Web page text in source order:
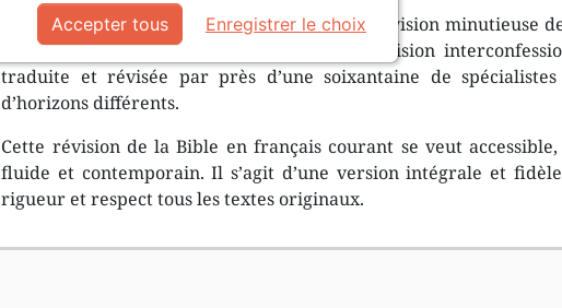
La Bible Nouvelle Français courant est une révision minutieuse
Bible en français courant. Il s’agit d’une révision
traduite et révisée par près d’une soixantaine de
d’horizons différents.
Cette révision de la Bible en français courant se veut
fluide et contemporain. Il s’agit d’une version intégrale et
rigueur et respect tous les textes originaux.
Accepter tous Enregistrer le choix